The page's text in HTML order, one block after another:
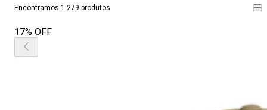
Encontramos 1.279 produtos
17% OFF